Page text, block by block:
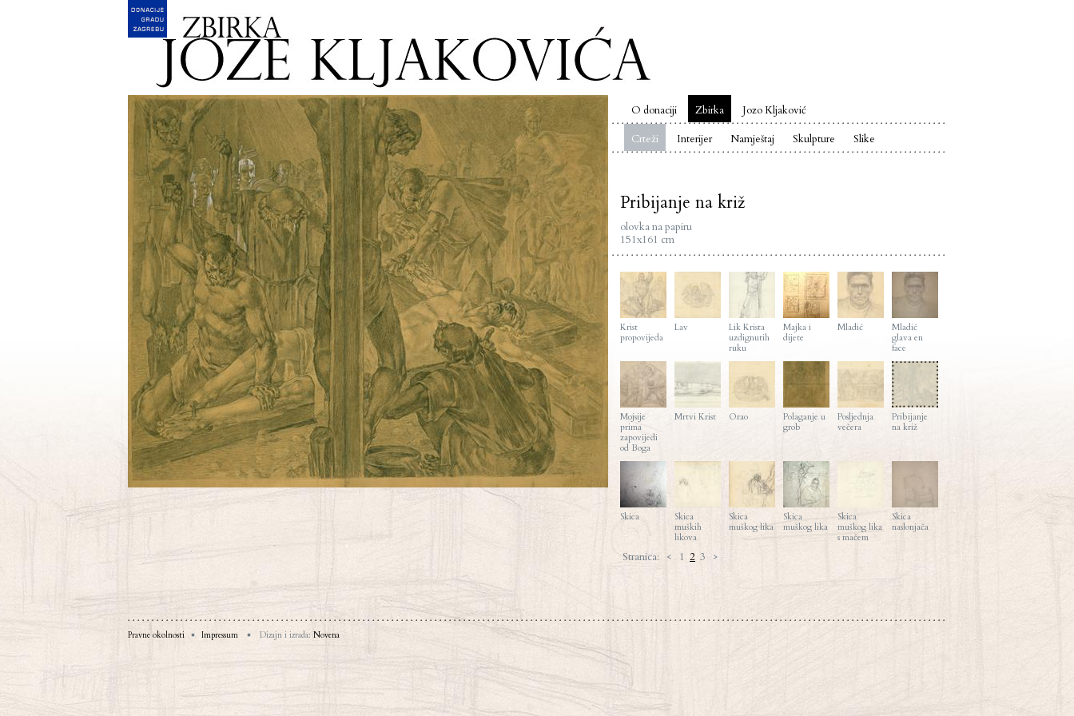
English
O donaciji Zbirka
Jozo Kljaković
Crteži
Interijer Namještaj Skulpture Slike
Pribijanje na križ
olovka na papiru
151x161 cm
Krist
propovijeda
Lav
Lik Krista
uzdignutih
ruku
Majka i
dijete
Mladić
Mladić
glava en
face
Mojsije
prima
zapovijedi
od Boga
Mrtvi Krist Orao
Polaganje u
grob
Posljednja
večera
Pribijanje
na križ
Skica
Skica
muških
likova
Skica
muškog lika
Skica
muškog lika
Skica
muškog lika
s mačem
Skica
naslonjača
Stranica: < 1 2 3 >
Pravne okolnosti Impressum Dizajn i izrada: Novena